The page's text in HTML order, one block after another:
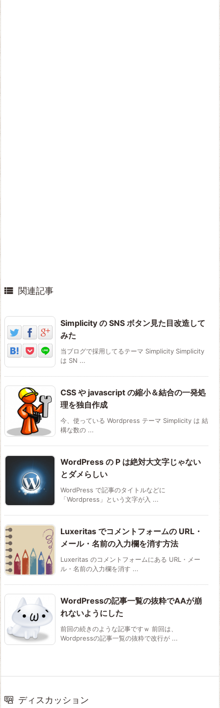
 関連記事
Simplicity の SNS ボタン見た目改造して
みた
当ブログで採用してるテーマ Simplicity Simplicity
は SN ...
CSS や javascript の縮小＆結合の一発処
理を独自作成
今、使っている Wordpress テーマ Simplicity は 結
構な数の ...
WordPress の P は絶対大文字じゃない
とダメらしい
WordPress で記事のタイトルなどに
「Wordpress」という文字が入 ...
Luxeritas でコメントフォームの URL・
メール・名前の入力欄を消す方法
Luxeritas のコメントフォームにある URL・メー
ル・名前の入力欄を消す ...
WordPressの記事一覧の抜粋でAAが崩
れないようにした
前回の続きのような記事ですｗ 前回は、
Wordpressの記事一覧の抜粋で改行が ...
ディスカッション